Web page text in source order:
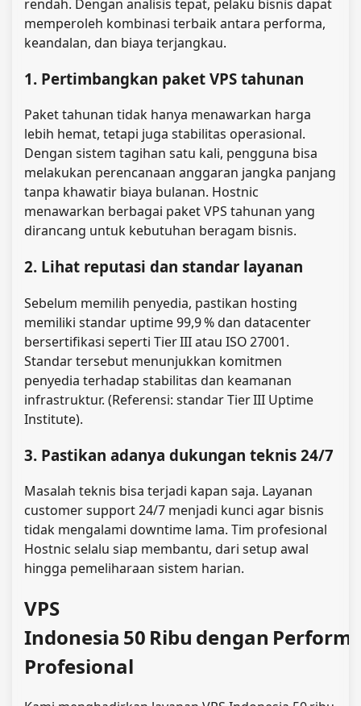
rendah. Dengan analisis tepat, pelaku bisnis dapat
memperoleh kombinasi terbaik antara performa,
keandalan, dan biaya terjangkau.
1. Pertimbangkan paket VPS tahunan
Paket tahunan tidak hanya menawarkan harga
lebih hemat, tetapi juga stabilitas operasional.
Dengan sistem tagihan satu kali, pengguna bisa
melakukan perencanaan anggaran jangka panjang
tanpa khawatir biaya bulanan. Hostnic
menawarkan berbagai paket VPS tahunan yang
dirancang untuk kebutuhan beragam bisnis.
2. Lihat reputasi dan standar layanan
Sebelum memilih penyedia, pastikan hosting
memiliki standar uptime 99,9 % dan datacenter
bersertifikasi seperti Tier III atau ISO 27001.
Standar tersebut menunjukkan komitmen
penyedia terhadap stabilitas dan keamanan
infrastruktur. (Referensi: standar Tier III Uptime
Institute).
3. Pastikan adanya dukungan teknis 24/7
Masalah teknis bisa terjadi kapan saja. Layanan
customer support 24/7 menjadi kunci agar bisnis
tidak mengalami downtime lama. Tim profesional
Hostnic selalu siap membantu, dari setup awal
hingga pemeliharaan sistem harian.
VPS
Indonesia 50 Ribu dengan
Profesional